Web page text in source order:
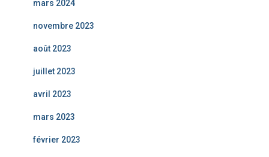
mars 2024
novembre 2023
août 2023
juillet 2023
avril 2023
mars 2023
février 2023